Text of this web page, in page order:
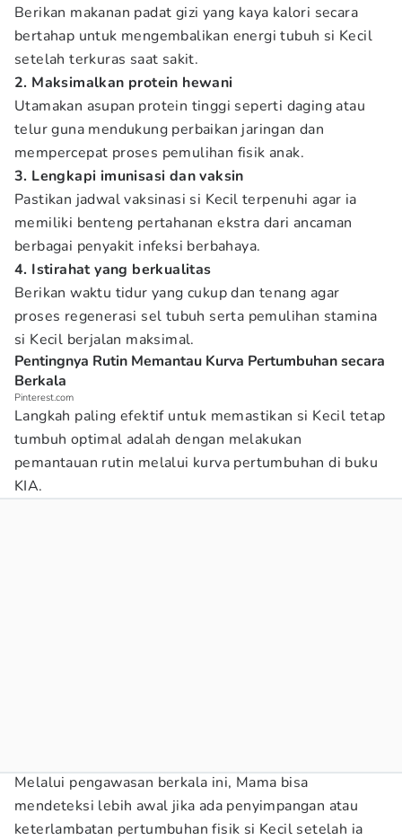
Berikan makanan padat gizi yang kaya kalori secara
bertahap untuk mengembalikan energi tubuh si Kecil
setelah terkuras saat sakit.
2. Maksimalkan protein hewani
Utamakan asupan protein tinggi seperti daging atau
telur guna mendukung perbaikan jaringan dan
mempercepat proses pemulihan fisik anak.
3. Lengkapi imunisasi dan vaksin
Pastikan jadwal vaksinasi si Kecil terpenuhi agar ia
memiliki benteng pertahanan ekstra dari ancaman
berbagai penyakit infeksi berbahaya.
4. Istirahat yang berkualitas
Berikan waktu tidur yang cukup dan tenang agar
proses regenerasi sel tubuh serta pemulihan stamina
si Kecil berjalan maksimal.
Pentingnya Rutin Memantau Kurva Pertumbuhan secara
Berkala
Pinterest.com
Langkah paling efektif untuk memastikan si Kecil tetap
tumbuh optimal adalah dengan melakukan
pemantauan rutin melalui kurva pertumbuhan di buku
KIA.
Melalui pengawasan berkala ini, Mama bisa
mendeteksi lebih awal jika ada penyimpangan atau
keterlambatan pertumbuhan fisik si Kecil setelah ia